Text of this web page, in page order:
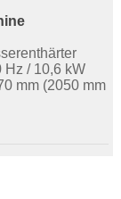
/ 10,6 kW
mm (2050 mm